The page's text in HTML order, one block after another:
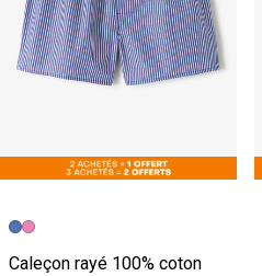
Caleçon rayé 100% coton